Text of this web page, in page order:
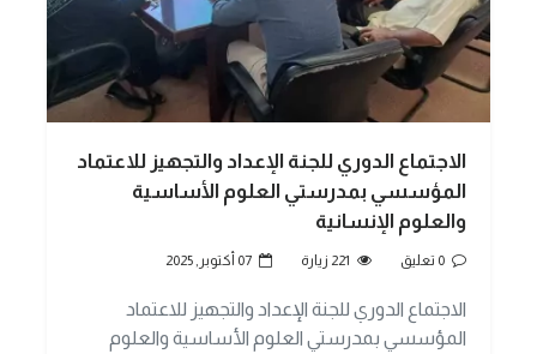
الاجتماع الدوري للجنة الإعداد والتجهيز للاعتماد
المؤسسي بمدرستي العلوم الأساسية
والعلوم الإنسانية
0 تعليق 221 زيارة 07 أكتوبر, 2025
الاجتماع الدوري للجنة الإعداد والتجهيز للاعتماد
المؤسسي بمدرستي العلوم الأساسية والعلوم